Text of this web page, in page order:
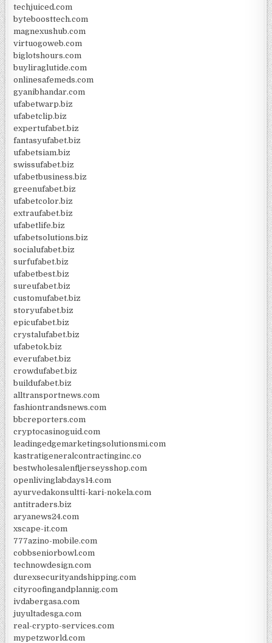
techjuiced.com
byteboosttech.com
magnexushub.com
virtuogoweb.com
biglotshours.com
buyliraglutide.com
onlinesafemeds.com
gyanibhandar.com
ufabetwarp.biz
ufabetclip.biz
expertufabet.biz
fantasyufabet.biz
ufabetsiam.biz
swissufabet.biz
ufabetbusiness.biz
greenufabet.biz
ufabetcolor.biz
extraufabet.biz
ufabetlife.biz
ufabetsolutions.biz
socialufabet.biz
surfufabet.biz
ufabetbest.biz
sureufabet.biz
customufabet.biz
storyufabet.biz
epicufabet.biz
crystalufabet.biz
ufabetok.biz
everufabet.biz
crowdufabet.biz
buildufabet.biz
alltransportnews.com
fashiontrandsnews.com
bbcreporters.com
cryptocasinoguid.com
leadingedgemarketingsolutionsmi.com
kastratigeneralcontractinginc.co
bestwholesalenfljerseysshop.com
openlivinglabdays14.com
ayurvedakonsultti-kari-nokela.com
antitraders.biz
aryanews24.com
xscape-it.com
777azino-mobile.com
cobbseniorbowl.com
technowdesign.com
durexsecurityandshipping.com
cityroofingandplannig.com
ivdabergasa.com
juyultadesga.com
real-crypto-services.com
mypetzworld.com